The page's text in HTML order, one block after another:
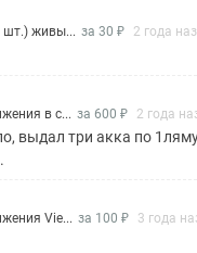
шт.) живы... за 30 ₽ 2 года
в с... за 600 ₽ 2 года
выдал три акка по
Vie... за 100 ₽ 3 года